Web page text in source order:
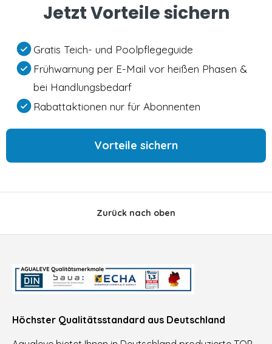
Jetzt Vorteile sichern
Gratis Teich- und Poolpflegeguide
Frühwarnung per E-Mail vor heißen Phasen &
bei Handlungsbedarf
Rabattaktionen nur für Abonnenten
Vorteile sichern
Zurück nach oben
Höchster Qualitätsstandard aus Deutschland